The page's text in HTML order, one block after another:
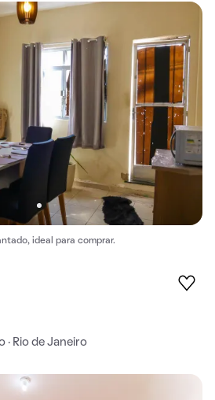
ideal para comprar.
· Rio de Janeiro